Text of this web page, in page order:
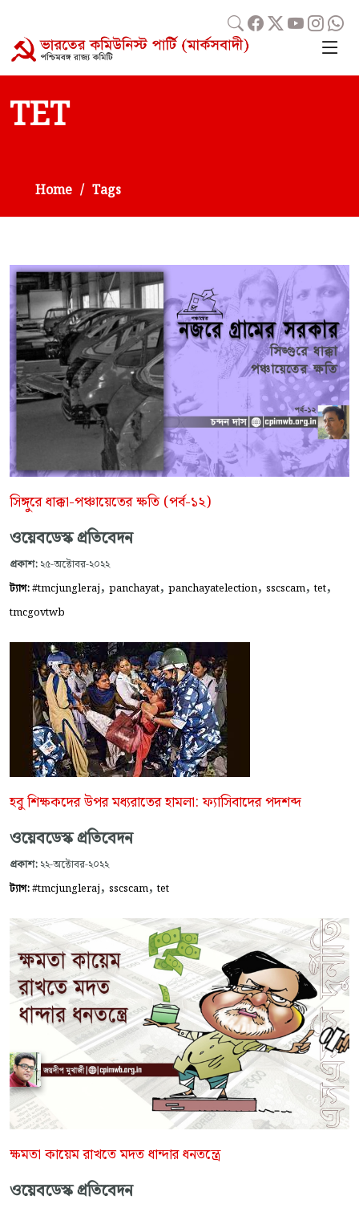
TET
Home Tags
সিঙ্গুরে ধাক্কা-পঞ্চায়েতের ক্ষতি (পর্ব-১২)
ওয়েবডেস্ক প্রতিবেদন
প্রকাশ: ২৫-অক্টোবর-২০২২
ট্যাগ:#tmcjungleraj, panchayat, panchayatelection, sscscam,tet,
tmcgovtwb
হবু শিক্ষকদের উপর মধ্যরাতের হামলা: ফ্যাসিবাদের পদশব্দ
ওয়েবডেস্ক প্রতিবেদন
প্রকাশ: ২২-অক্টোবর-২০২২
ট্যাগ:#tmcjungleraj, sscscam,tet
ক্ষমতা কায়েম রাখতে মদত ধান্দার ধনতন্ত্রে
ওয়েবডেস্ক প্রতিবেদন